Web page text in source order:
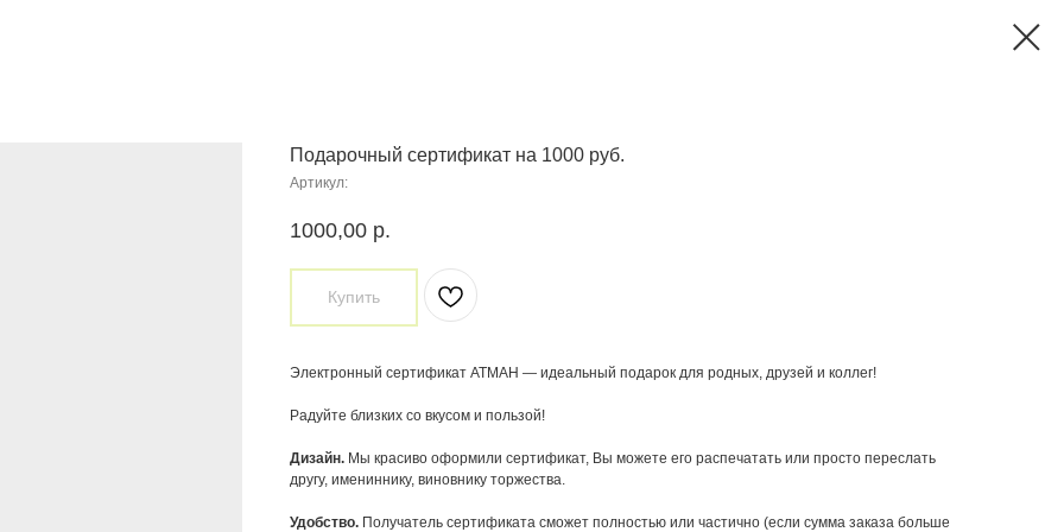
Подарочный сертификат на 1000 руб.
Артикул:
1000,00 р.
Купить
Электронный сертификат АТМАН — идеальный подарок для родных, друзей и коллег!
Радуйте близких со вкусом и пользой!
Дизайн. Мы красиво оформили сертификат, Вы можете его распечатать или просто переслать
другу, имениннику, виновнику торжества.
Удобство. Получатель сертификата сможет полностью или частично (если сумма заказа больше